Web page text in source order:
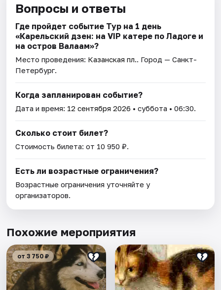
Вопросы и ответы
Где пройдет событие Тур на 1 день
«Карельский дзен: на VIP катере по Ладоге и
на остров Валаам»?
Место проведения: Казанская пл.. Город — Санкт-
Петербург.
Когда запланирован событие?
Дата и время: 12 сентября 2026 • суббота • 06:30.
Сколько стоит билет?
Стоимость билета: от 10 950 ₽.
Есть ли возрастные ограничения?
Возрастные ограничения уточняйте у
организаторов.
Похожие мероприятия
от 3 750 ₽